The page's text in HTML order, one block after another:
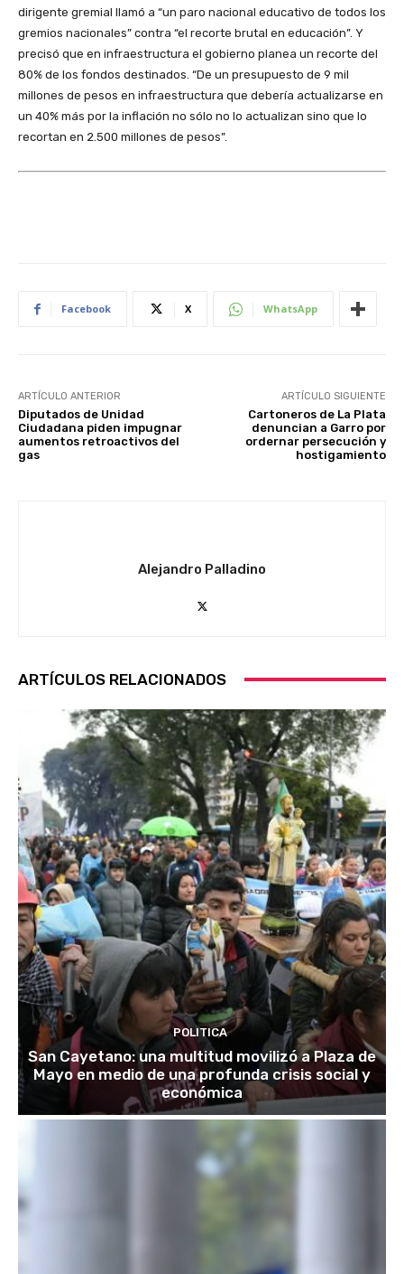
dirigente gremial llamó a “un paro nacional educativo de todos los
gremios nacionales” contra “el recorte brutal en educación”. Y
precisó que en infraestructura el gobierno planea un recorte del
80% de los fondos destinados. “De un presupuesto de 9 mil
millones de pesos en infraestructura que debería actualizarse en
un 40% más por la inflación no sólo no lo actualizan sino que lo
recortan en 2.500 millones de pesos”.
Facebook X WhatsApp
ARTÍCULO ANTERIOR
Diputados de Unidad
Ciudadana piden impugnar
aumentos retroactivos del
gas
ARTÍCULO SIGUIENTE
Cartoneros de La Plata
denuncian a Garro por
ordernar persecución y
hostigamiento
Alejandro Palladino
ARTÍCULOS RELACIONADOS
POLITICA
San Cayetano: una multitud movilizó a Plaza de
Mayo en medio de una profunda crisis social y
económica